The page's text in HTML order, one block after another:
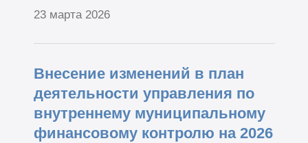
23 марта 2026
Внесение изменений в план
деятельности управления по
внутреннему муниципальному
финансовому контролю на 2026